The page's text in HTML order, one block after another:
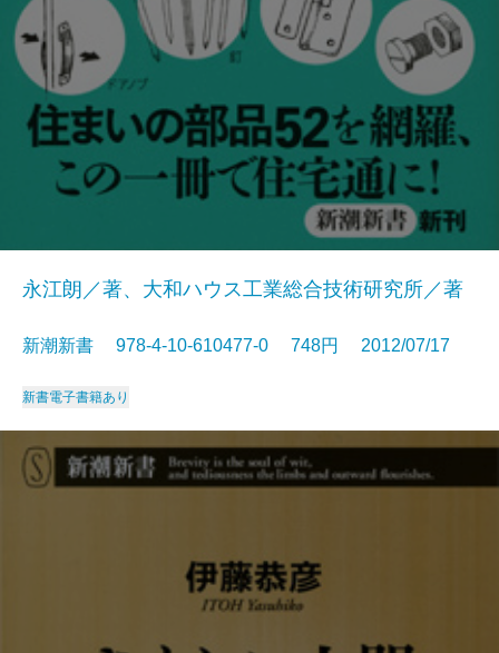
永江朗／著、大和ハウス工業総合技術研究所／著
新潮新書 978-4-10-610477-0 748円 2012/07/17
新書電子書籍あり